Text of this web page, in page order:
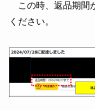
この時、返品期間
ください。